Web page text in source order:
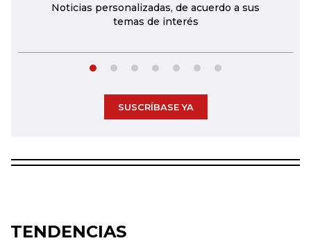
Noticias personalizadas, de acuerdo a sus
temas de interés
SUSCRÍBASE YA
TENDENCIAS